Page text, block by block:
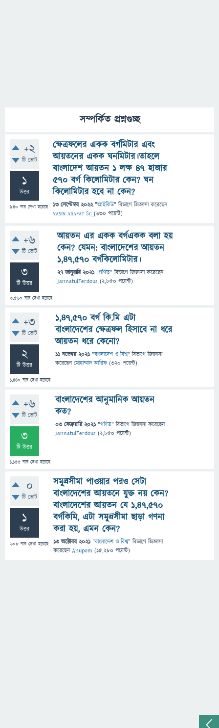
সম্পর্কিত প্রশ্নগুচ্ছ
+2
টি ভোট
1
উত্তর
940 বার দেখা হয়েছে
ক্ষেত্রফলের একক বর্গমিটার এবং
আয়তনের একক ঘনমিটার।তাহলে
বাংলাদেশ আয়তন 1 লক্ষ 47 হাজার
570 বর্গ কিলোমিটার কেন? ঘন
কিলোমিটার হবে না কেন?
13 সেপ্টেম্বর 2022 "আইকিউ" বিভাগে জিজ্ঞাসাকরেছেন
ʏᴀꜱɪɴ ᴀʀᴀꜰᴀᴛ Sᴄ͢͢͢ (630 পয়েন্ট)
+6
টি ভোট
3
টি উত্তর
3,560 বার দেখা হয়েছে
আয়তন এর একক বর্গএকক বলা হয়
কেন? যেমন: বাংলাদেশের আয়তন
১,৪৭,৫৭০ বর্গকিলোমিটার।
27 জানুয়ারি 2021 "গণিত" বিভাগে জিজ্ঞাসাকরেছেন
JannatulFerdous (2,850 পয়েন্ট)
+3
টি ভোট
2
টি উত্তর
1,440 বার দেখা হয়েছে
১,৪৭,৫৭০ বর্গ কি.মি এটা
বাংলাদেশের ক্ষেত্রফল হিসাবে না ধরে
আয়তন ধরে কেনো?
11 নভেম্বর 2021 "বাংলাদেশ ও বিশ্ব" বিভাগে জিজ্ঞাসা
করেছেনমোহাম্মাদ আরিফ (320 পয়েন্ট)
+6
টি ভোট
3
টি উত্তর
1,155 বার দেখা হয়েছে
বাংলাদেশের আনুমানিক আয়তন
কত?
03 ফেব্রুয়ারি 2021 "গণিত" বিভাগে জিজ্ঞাসাকরেছেন
JannatulFerdous (2,850 পয়েন্ট)
0
টি ভোট
1
উত্তর
608 বার দেখা হয়েছে
সমুদ্রসীমা পাওয়ার পরও সেটা
বাংলাদেশের আয়তনে যুক্ত নয় কেন?
বাংলাদেশের আয়তন যে ১,৪৭,৫৭০
বর্গকিমি, এটা সমুদ্রসীমা ছাড়া গণনা
করা হয়, এমন কেন?
13 অক্টোবর 2021 "বাংলাদেশ ও বিশ্ব" বিভাগে জিজ্ঞাসা
করেছেনAnupom (15,280 পয়েন্ট)